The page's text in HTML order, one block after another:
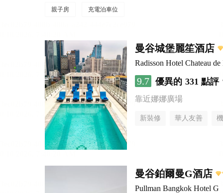
親子房 充電泊車位
曼谷城堡麗笙酒店
Radisson Hotel Chateau
9.7 優異的 331 點評
靠近娜娜廣場
新裝修 華人友善
曼谷鉑爾曼G酒店
Pullman Bangkok Hotel G